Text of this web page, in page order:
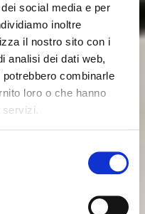
social media e per
inoltre
il nostro sito con i
analisi dei dati web,
combinarle
loro o che hanno
servizi.